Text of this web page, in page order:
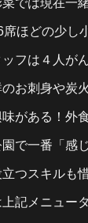
では現在一
ほどの少し
フは４人が
お刺身や炭
がある！外
園で一番「感
つスキルも
記メニュー